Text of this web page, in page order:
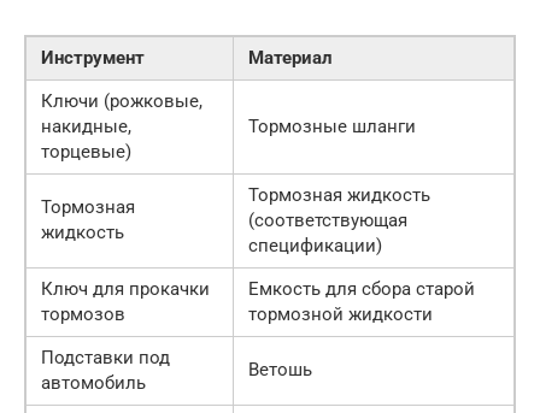
Инструмент
Материал
Ключи (рожковые,
накидные,
торцевые)
Тормозные шланги
Тормозная
жидкость
Тормозная жидкость
(соответствующая
спецификации)
Ключ для прокачки
тормозов
Емкость для сбора старой
тормозной жидкости
Подставки под
автомобиль
Ветошь